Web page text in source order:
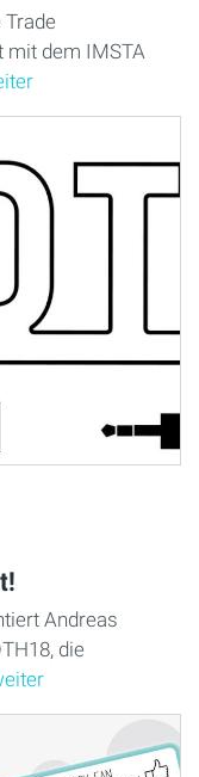
mit dem IMSTA
Andreas
die